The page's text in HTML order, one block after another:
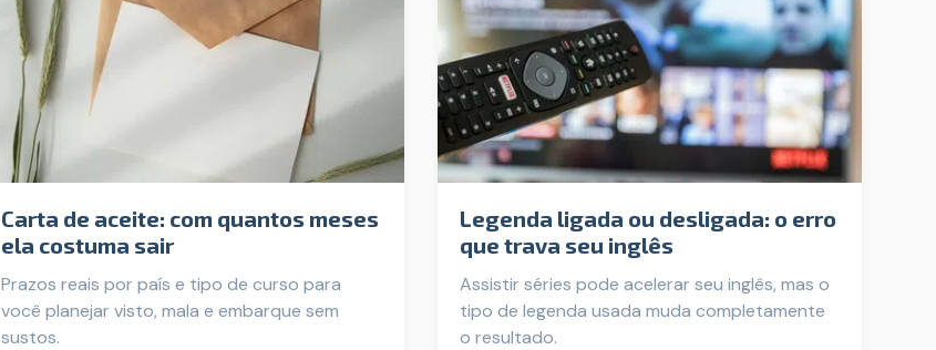
Carta de aceite: com quantos meses
ela costuma sair
Prazos reais por país e tipo de curso para
você planejar visto, mala e embarque sem
sustos.
Legenda ligada ou desligada: o erro
que trava seu inglês
Assistir séries pode acelerar seu inglês, mas o
tipo de legenda usada muda completamente
o resultado.